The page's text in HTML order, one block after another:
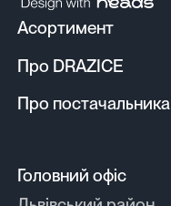
Головний офіс
Про DRAZICE
Асортимент
Про постачальника